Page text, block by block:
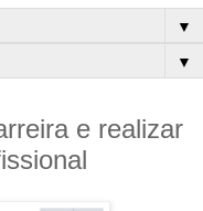
▼
▼
e realizar